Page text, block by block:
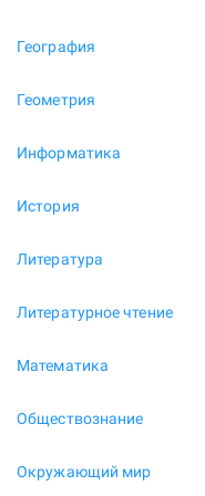
География
Геометрия
Информатика
История
Литература
Литературное чтение
Математика
Обществознание
Окружающий мир